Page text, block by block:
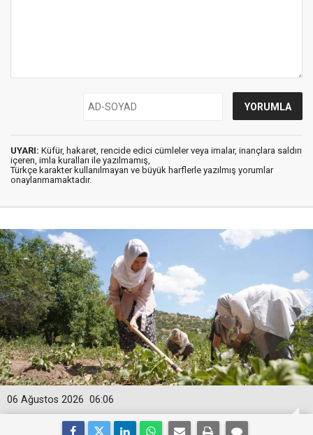
UYARI: Küfür, hakaret, rencide edici cümleler veya imalar, inançlara saldırı
içeren, imla kuralları ile yazılmamış,
Türkçe karakter kullanılmayan ve büyük harflerle yazılmış yorumlar
onaylanmamaktadır.
06:06
06 Ağustos 2026